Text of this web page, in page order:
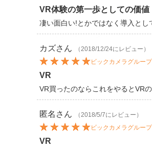
VR体験の第一歩としての価値
凄い面白い!とかではなく導入とし
カズさん
（2018/12/24にレビュー）
ビックカメラグルー
VR
VR買ったのならこれをやるとVR
匿名 さん
（2018/5/7にレビュー）
ビックカメラグルー
VR